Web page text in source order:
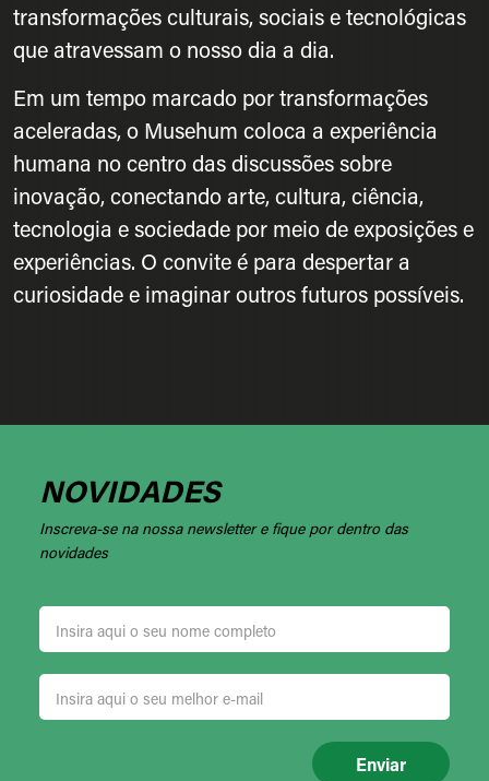
transformações culturais, sociais e tecnológicas
que atravessam o nosso dia a dia.
Em um tempo marcado por transformações
aceleradas, o Musehum coloca a experiência
humana no centro das discussões sobre
inovação, conectando arte, cultura, ciência,
tecnologia e sociedade por meio de exposições e
experiências. O convite é para despertar a
curiosidade e imaginar outros futuros possíveis.
NOVIDADES
Inscreva-se na nossa newsletter e fique por dentro das
novidades
Enviar